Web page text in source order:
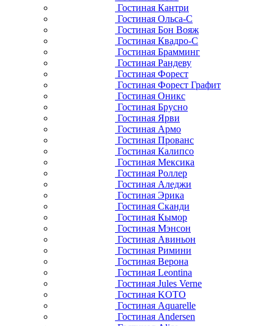
Гостиная Кантри
Гостиная Ольса-С
Гостиная Бон Вояж
Гостиная Квадро-С
Гостиная Брамминг
Гостиная Рандеву
Гостиная Форест
Гостиная Форест Графит
Гостиная Оникс
Гостиная Брусно
Гостиная Ярви
Гостиная Армо
Гостиная Прованс
Гостиная Калипсо
Гостиная Мексика
Гостиная Роллер
Гостиная Аледжи
Гостиная Эрика
Гостиная Сканди
Гостиная Кымор
Гостиная Мэнсон
Гостиная Авиньон
Гостиная Римини
Гостиная Верона
Гостиная Leontina
Гостиная Jules Verne
Гостиная KOTO
Гостиная Aquarelle
Гостиная Andersen